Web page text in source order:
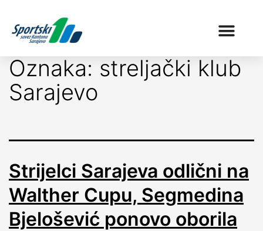
Oznaka: streljački klub
Sarajevo
Strijelci Sarajeva odlični na
Walther Cupu, Segmedina
Bjelošević ponovo oborila